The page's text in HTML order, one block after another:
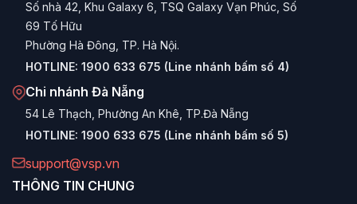
Bảo hành thuận tiện:
theo linh kiện tại hệ thống trung tâm bảo hành VSP trên
toàn quốc.
Phân loại Máy tính để bàn VSP theo nhu
cầu
Máy tính VSP Văn phòng & Học tập
Dòng sản phẩm tập trung vào sự nhỏ gọn, tiết kiệm điện
Số nhà 42, Khu Galaxy 6, TSQ Galaxy Vạn Phúc, Số
69 Tố Hữu
Phường Hà Đông, TP. Hà Nội.
HOTLINE: 1900 633 675 (Line nhánh bấm số 4)
Chi nhánh Đà Nẵng
54 Lê Thạch, Phường An Khê, TP.Đà Nẵng
HOTLINE: 1900 633 675 (Line nhánh bấm số 5)
support@vsp.vn
THÔNG TIN CHUNG